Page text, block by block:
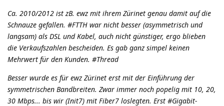
Ca. 2010/2012 ist zB. ewz mit ihrem Zürinet genau damit auf die
Schnauze gefallen. #FTTH war nicht besser (asymmetrisch und
langsam) als DSL und Kabel, auch nicht günstiger, ergo blieben
die Verkaufszahlen bescheiden. Es gab ganz simpel keinen
Mehrwert für den Kunden. #Thread
Besser wurde es für ewz Zürinet erst mit der Einführung der
symmetrischen Bandbreiten. Zwar immer noch popelig mit 10, 20,
30 Mbps... bis wir (Init7) mit Fiber7 loslegten. Erst #Gigabit-